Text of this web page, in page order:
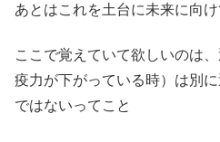
あとはこれを土台に未来に向
ここで覚えていて欲しいのは
疫力が下がっている時）は別
ではないってこと